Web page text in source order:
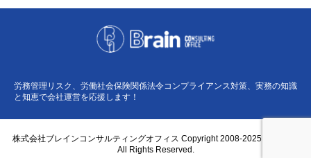
労務管理リスク、労働社会保険関係法令コンプライアンス対策、実務の知識
と知恵で会社運営を応援します！
株式会社ブレインコンサルティングオフィス Copyright 2008-2025 BCO Co.,
All Rights Reserved.